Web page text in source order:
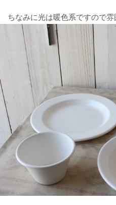
ちなみに光は暖色系ですので雰